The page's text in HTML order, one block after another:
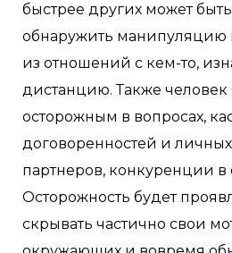
быстрее других может
обнаружить манипуляцию
из отношений с кем-то,
дистанцию. Также человек
осторожным в вопросах,
договоренностей и
партнеров, конкуренции в
Осторожность будет
скрывать частично свои